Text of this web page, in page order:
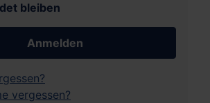
bleiben
Anmelden
vergessen?